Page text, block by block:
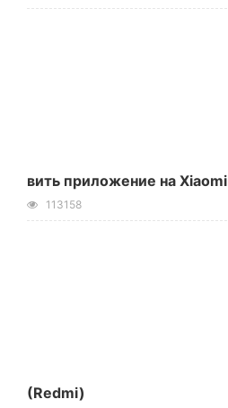
вить приложение на Xiaomi
113158
(Redmi)